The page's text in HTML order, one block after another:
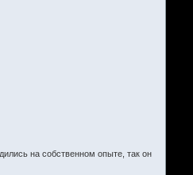
на собственном опыте, так он